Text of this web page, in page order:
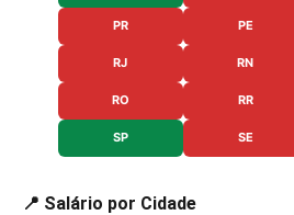
PR PE
RJ RN
RO RR
SP SE
📍 Salário por Cidade